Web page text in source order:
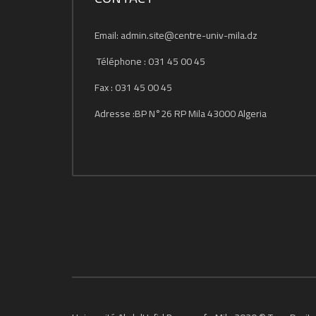
Email: admin.site@centre-univ-mila.dz
Téléphone : 031 45 00 45
Fax : 031 45 00 45
Adresse :BP N°26 RP Mila 43000 Algeria